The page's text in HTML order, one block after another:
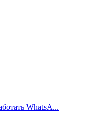
WhatsA...